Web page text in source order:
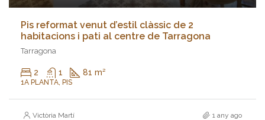
Pis reformat venut d’estil clàssic de 2
habitacions i pati al centre de Tarragona
Tarragona
2 1 81 m²
1A PLANTA, PIS
Victòria Martí 1 any ago